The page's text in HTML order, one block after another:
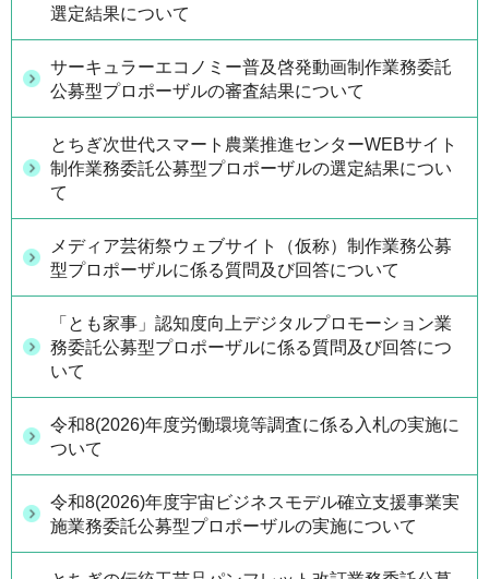
選定結果について
サーキュラーエコノミー普及啓発動画制作業務委託
公募型プロポーザルの審査結果について
とちぎ次世代スマート農業推進センターWEBサイト
制作業務委託公募型プロポーザルの選定結果につい
て
メディア芸術祭ウェブサイト（仮称）制作業務公募
型プロポーザルに係る質問及び回答について
「とも家事」認知度向上デジタルプロモーション業
務委託公募型プロポーザルに係る質問及び回答につ
いて
令和8(2026)年度労働環境等調査に係る入札の実施に
ついて
令和8(2026)年度宇宙ビジネスモデル確立支援事業実
施業務委託公募型プロポーザルの実施について